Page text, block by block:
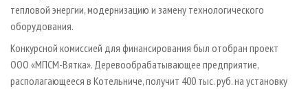
БИОЭНЕРГЕТИКА
ИНСТРУМЕНТ И МАТЕРИАЛЫ
RUSSIAN FORESTRY REVIEW
БИБЛИОТЕКА СПЕЦИАЛИСТА
тепловой энергии, модернизацию и замену технологического
оборудования.
Конкурсной комиссией для финансирования был отобран проект
ООО «МПСМ-Вятка». Деревообрабатывающее предприятие,
располагающееся в Котельниче, получит 400 тыс. руб. на установку